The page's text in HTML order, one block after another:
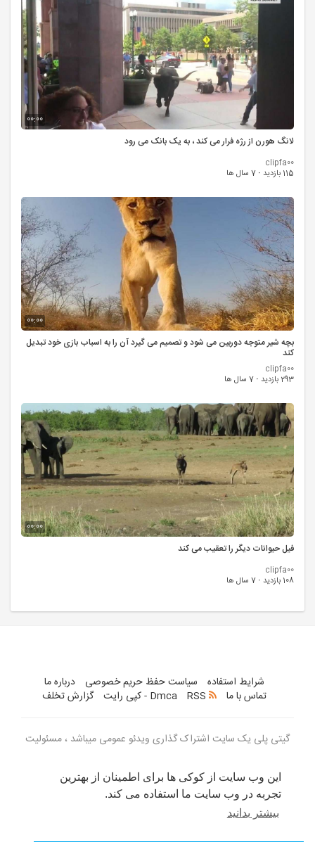
این وب سایت از کوکی ها برای اطمینان از بهترین
تجربه در وب سایت ما استفاده می کند.
بیشتر بدانید
00:00
لانگ هورن از رژه فرار می کند ، به یک بانک می رود
clipfa00
115 بازدید
· 7 سال ها
00:00
بچه شیر متوجه دوربین می شود و تصمیم می گیرد آن را به اسباب بازی خود تبدیل
کند
clipfa00
293 بازدید
· 7 سال ها
00:00
فیل حیوانات دیگر را تعقیب می کند
clipfa00
108 بازدید
· 7 سال ها
شرایط استفاده سیاست حفظ حریم خصوصی
درباره ما
تماس با ما
Dmca - کپی رایت گزارش تخلف
گیتی پلی یک سایت اشتراک گذاری ویدئو عمومی میباشد ، مسئولیت
زبان